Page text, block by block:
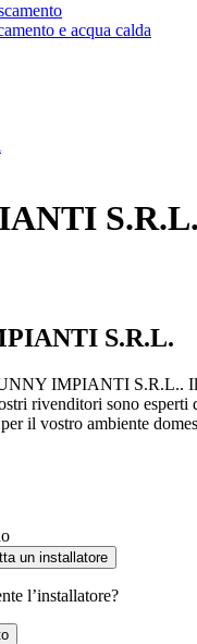
e acqua calda
S.R.L.
S.R.L.
IMPIANTI S.R.L..
rivenditori sono
il vostro ambiente
un installatore
l’installatore?